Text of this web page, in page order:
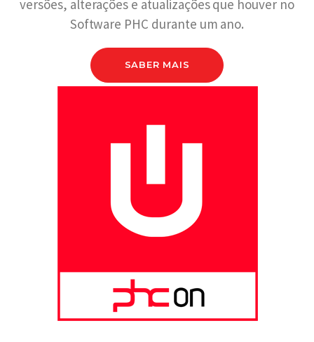
versões, alterações e atualizações que houver no
Software PHC durante um ano.
SABER MAIS